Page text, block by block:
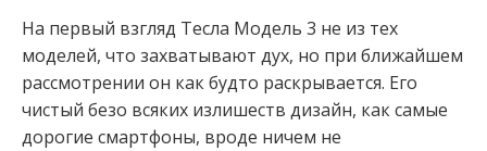
На первый взгляд Тесла Модель 3 не из тех
моделей, что захватывают дух, но при ближайшем
рассмотрении он как будто раскрывается. Его
чистый безо всяких излишеств дизайн, как самые
дорогие смартфоны, вроде ничем не